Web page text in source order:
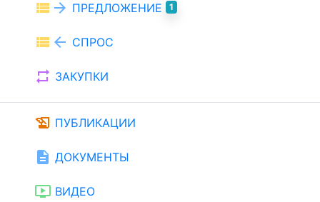
view_list arrow_forward ПРЕДЛОЖЕНИЕ 1
view_list arrow_back СПРОС
repeat ЗАКУПКИ
history_edu ПУБЛИКАЦИИ
description ДОКУМЕНТЫ
ondemand_video ВИДЕО